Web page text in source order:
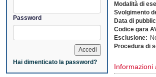
Password
Hai dimenticato la password?
Modalità di
Svolgimento
Data di
Codice gara
Esclusione:
Procedura di
Informazioni